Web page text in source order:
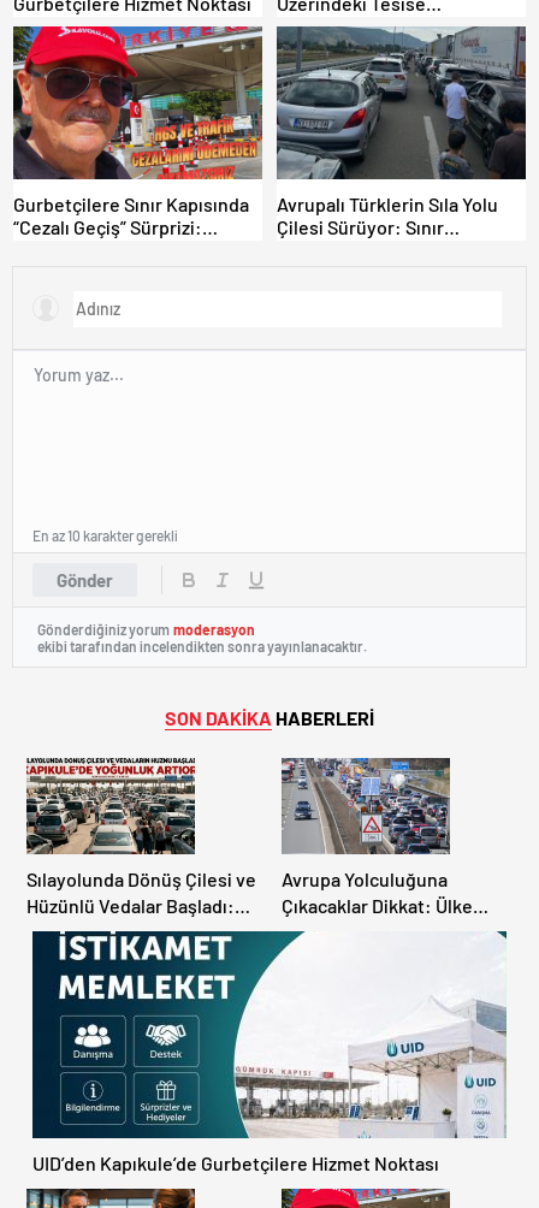
Dolandırıcılık İddiası:
“Hesabınızı Mutlaka Kontrol
Edin”
Gurbetçilere Sınır Kapısında
“Cezalı Geçiş” Sürprizi:
Avrupalı Türklerin Sıla Yolu
Çilesi Sürüyor: Sınır
Gönder
En az 10 karakter gerekli
Gönderdiğiniz yorum moderasyon
ekibi tarafından incelendikten sonra yayınlanacaktır.
SON DAKİKA HABERLERİ
Sılayolunda Dönüş Çilesi ve
Hüzünlü Vedalar Başladı:
Kapıkule’de Yoğunluk
Artıyor!
Avrupa Yolculuğuna
Çıkacaklar Dikkat: Ülke
Ülke Güncel Trafik Kuralları,
Avrupa Otoyol Hız Limitleri
UID’den Kapıkule’de Gurbetçilere Hizmet Noktası